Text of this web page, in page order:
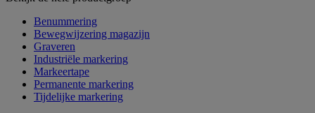
Benummering
Bewegwijzering magazijn
Graveren
Industriële markering
Markeertape
Permanente markering
Tijdelijke markering